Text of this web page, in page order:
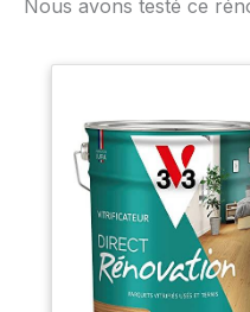
Nous avons testé ce